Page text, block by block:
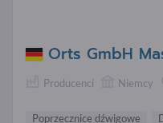
Orts GmbH
Producenci Niemcy
Poprzecznice dźwigowe